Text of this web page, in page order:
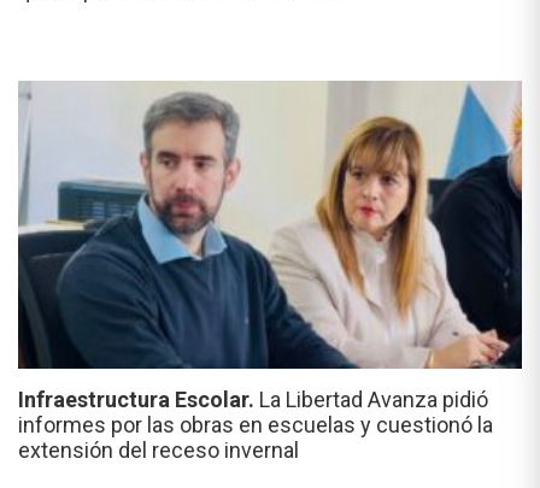
Infraestructura Escolar. La Libertad Avanza pidió
informes por las obras en escuelas y cuestionó la
extensión del receso invernal